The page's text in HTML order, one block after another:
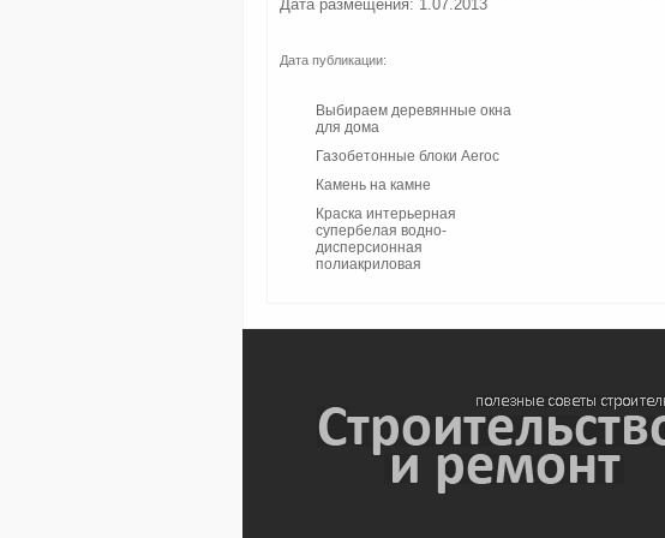
Дата размещения: 1.07.2013
Дата публикации:
Выбираем деревянные окна
для дома
Газобетонные блоки Aeroc
Камень на камне
Краска интерьерная
супербелая водно-
дисперсионная
полиакриловая